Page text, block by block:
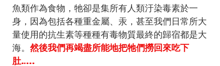
魚類作為食物，牠卻是集所有人類汙染毒素於一
身，因為包括各種重金屬、汞，甚至我們日常所大
量使用的抗生素等種種有毒物質最終的歸宿都是大
海。 然後我們再竭盡所能地把牠們撈回來吃下
肚…..